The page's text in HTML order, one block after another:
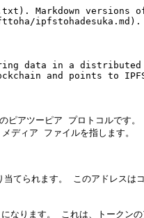
Markdown versions
ipfstohadesuka.md).
data in a
and points to
ーピア プロトコルです。
ディア ファイルを指します。
てられます。 このアドレス
ります。 これは、トークン